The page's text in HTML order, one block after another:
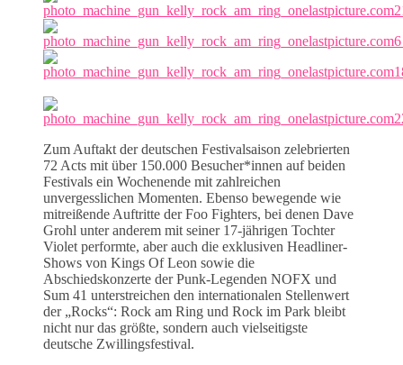
Zum Auftakt der deutschen Festivalsaison zelebrierten
72 Acts mit über 150.000 Besucher*innen auf beiden
Festivals ein Wochenende mit zahlreichen
unvergesslichen Momenten. Ebenso bewegende wie
mitreißende Auftritte der Foo Fighters, bei denen Dave
Grohl unter anderem mit seiner 17-jährigen Tochter
Violet performte, aber auch die exklusiven Headliner-
Shows von Kings Of Leon sowie die
Abschiedskonzerte der Punk-Legenden NOFX und
Sum 41 unterstreichen den internationalen Stellenwert
der „Rocks“: Rock am Ring und Rock im Park bleibt
nicht nur das größte, sondern auch vielseitigste
deutsche Zwillingsfestival.